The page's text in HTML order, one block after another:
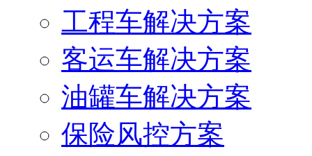
工程车解决方案
客运车解决方案
油罐车解决方案
保险风控方案